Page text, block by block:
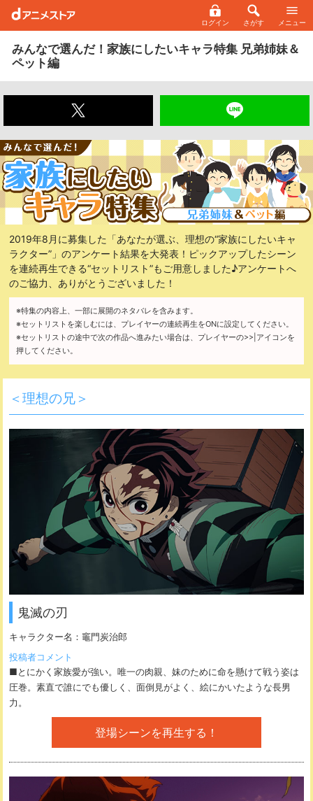
ログイン さがす メニュー
みんなで選んだ！家族にしたいキャラ特集 兄弟姉妹＆
ペット編
2019年8月に募集した「あなたが選ぶ、理想の“家族にしたいキャ
ラクター”」のアンケート結果を大発表！ピックアップしたシーン
を連続再生できる“セットリスト”もご用意しました♪アンケートへ
のご協力、ありがとうございました！
※特集の内容上、一部に展開のネタバレを含みます。
※セットリストを楽しむには、 プレイヤーの連続再生をONに設定してください。
※セットリストの途中で次の作品へ進みたい場合は、 プレイヤーの>>|アイコンを
押して ください。
＜理想の兄＞
鬼滅の刃
キャラクター名： 竈門炭治郎
投稿者コメント
■とにかく家族愛が強い。唯一の肉親、妹のために命を懸けて戦う姿は
圧巻。素直で誰にでも優しく、面倒見がよく、絵にかいたような長男
力。
登場シーンを再生する！